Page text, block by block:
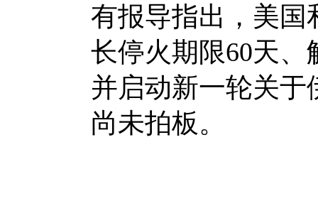
有报导指出，美国
长停火期限60天
并启动新一轮关
尚未拍板。